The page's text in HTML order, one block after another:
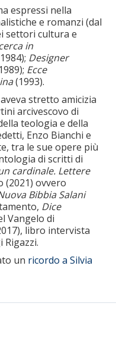
espressi nella
e romanzi (dal
settori cultura e
in
Designer
Ecce
(1993).
stretto amicizia
arcivescovo di
teologia e della
Enzo Bianchi e
tra le sue opere più
di scritti di
cardinale. Lettere
(2021) ovvero
Bibbia Salani
Dice
Vangelo di
libro intervista
un ricordo a Silvia